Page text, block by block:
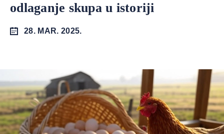
odlaganje skupa u istoriji
28. MAR. 2025.